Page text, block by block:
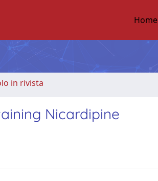
Home
in rivista
Nicardipine